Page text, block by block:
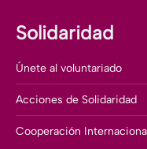
Solidaridad
Únete al voluntariado
Acciones de Solidaridad
Cooperación